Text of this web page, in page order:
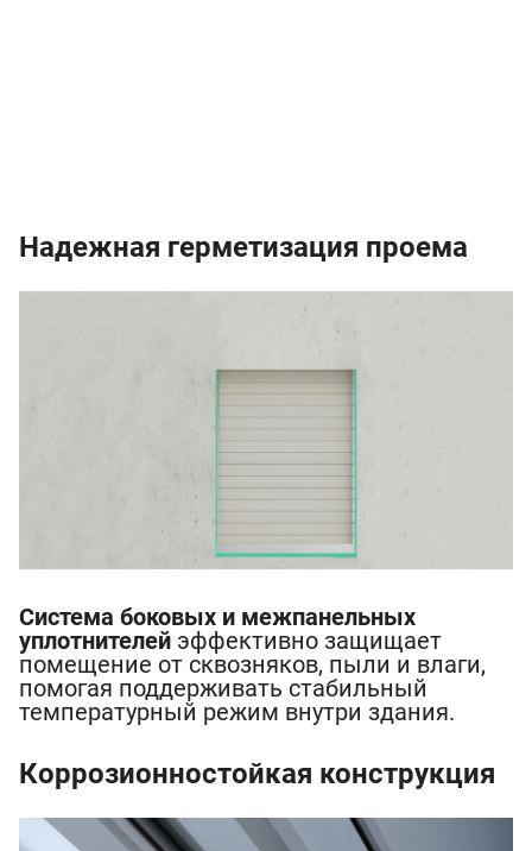
Надежная герметизация проема
Система боковых и межпанельных
уплотнителей эффективно защищает
помещение от сквозняков, пыли и влаги,
помогая поддерживать стабильный
температурный режим внутри здания.
Коррозионностойкая конструкция